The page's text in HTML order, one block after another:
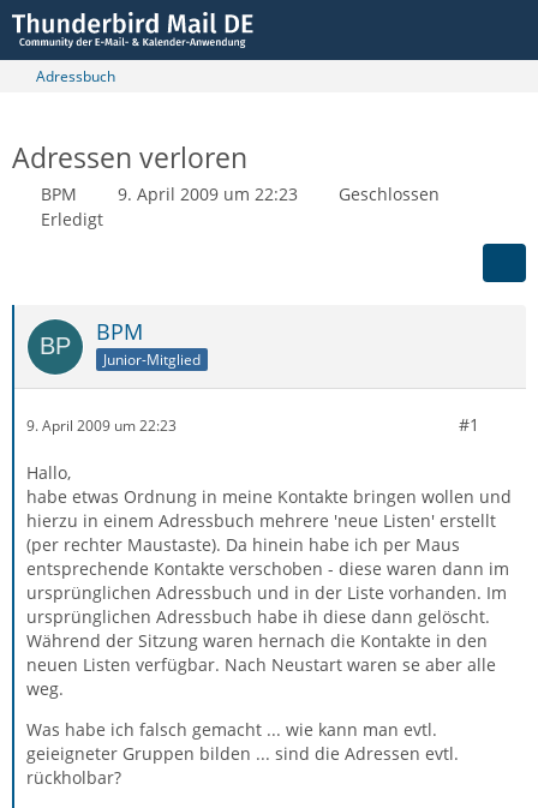
Adressbuch
Adressen verloren
BPM 9. April 2009 um 22:23
Geschlossen
Erledigt
BPM
Junior-Mitglied
9. April 2009 um 22:23 #1
Hallo,
habe etwas Ordnung in meine Kontakte bringen wollen und
hierzu in einem Adressbuch mehrere 'neue Listen' erstellt
(per rechter Maustaste). Da hinein habe ich per Maus
entsprechende Kontakte verschoben - diese waren dann im
ursprünglichen Adressbuch und in der Liste vorhanden. Im
ursprünglichen Adressbuch habe ih diese dann gelöscht.
Während der Sitzung waren hernach die Kontakte in den
neuen Listen verfügbar. Nach Neustart waren se aber alle
weg.
Was habe ich falsch gemacht ... wie kann man evtl.
geieigneter Gruppen bilden ... sind die Adressen evtl.
rückholbar?